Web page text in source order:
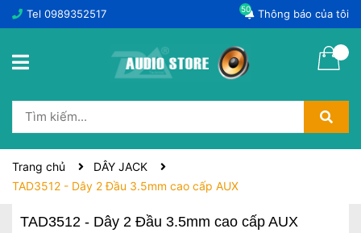
Tel 0989352517 Thông báo của tôi
50
Trang chủ
DÂY JACK
TAD3512 - Dây 2 Đầu 3.5mm cao cấp AUX
TAD3512 - Dây 2 Đầu 3.5mm cao cấp AUX